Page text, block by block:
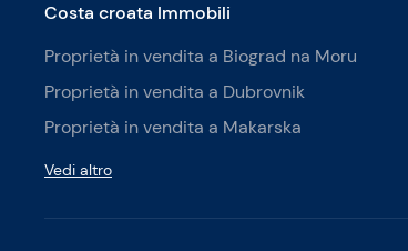
Costa croata Immobili
Proprietà in vendita a Biograd na Moru
Proprietà in vendita a Dubrovnik
Proprietà in vendita a Makarska
Vedi altro